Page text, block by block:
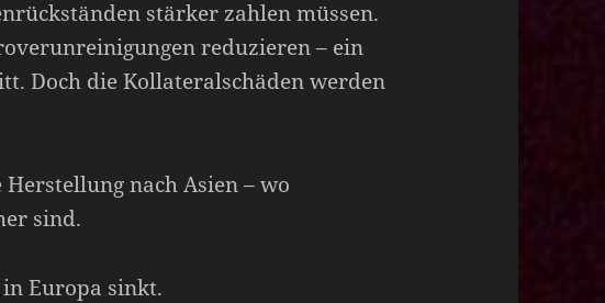
stärker zahlen müssen.
reduzieren – ein
Doch die Kollateralschäden werden
nach Asien – wo
sind.
Europa sinkt.